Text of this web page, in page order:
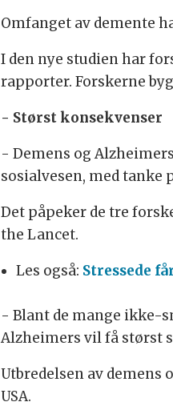
Omfanget av demente
I den nye studien har
rapporter. Forskerne
- Størst konsekvenser
- Demens og
sosialvesen, med tanke
Det påpeker de tre
the Lancet.
Les også: Stressede
- Blant de mange ikke-
Alzheimers vil få størst
Utbredelsen av
USA.